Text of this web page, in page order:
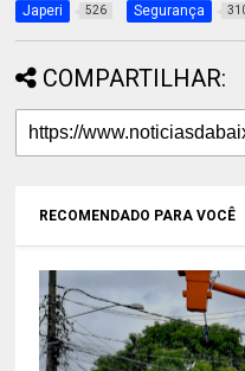
Japeri 526 Segurança
COMPARTILHAR:
RECOMENDADO PARA VOCÊ